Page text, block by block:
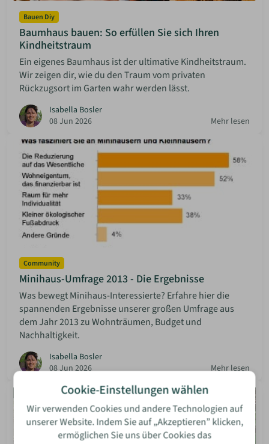
Bauen Diy
Baumhaus bauen: So erfüllen Sie sich Ihren
Kindheitstraum
Ein eigenes Baumhaus ist der ultimative Kindheitstraum.
Wir zeigen dir, wie du den Traum vom privaten
Rückzugsort im Garten wahr werden lässt.
Isabella Bosler
08 Jun 2026
Mehr lesen
Community
Minihaus-Umfrage 2013 - Die Ergebnisse
Was bewegt Minihaus-Interessierte? Erfahre hier die
spannenden Ergebnisse unserer großen Umfrage aus
dem Jahr 2013 zu Wohnträumen, Budget und
Nachhaltigkeit.
Isabella Bosler
08 Jun 2026
Mehr lesen
Cookie-Einstellungen wählen
Wir verwenden Cookies und andere Technologien auf
unserer Website. Indem Sie auf „Akzeptieren” klicken,
ermöglichen Sie uns über Cookies das